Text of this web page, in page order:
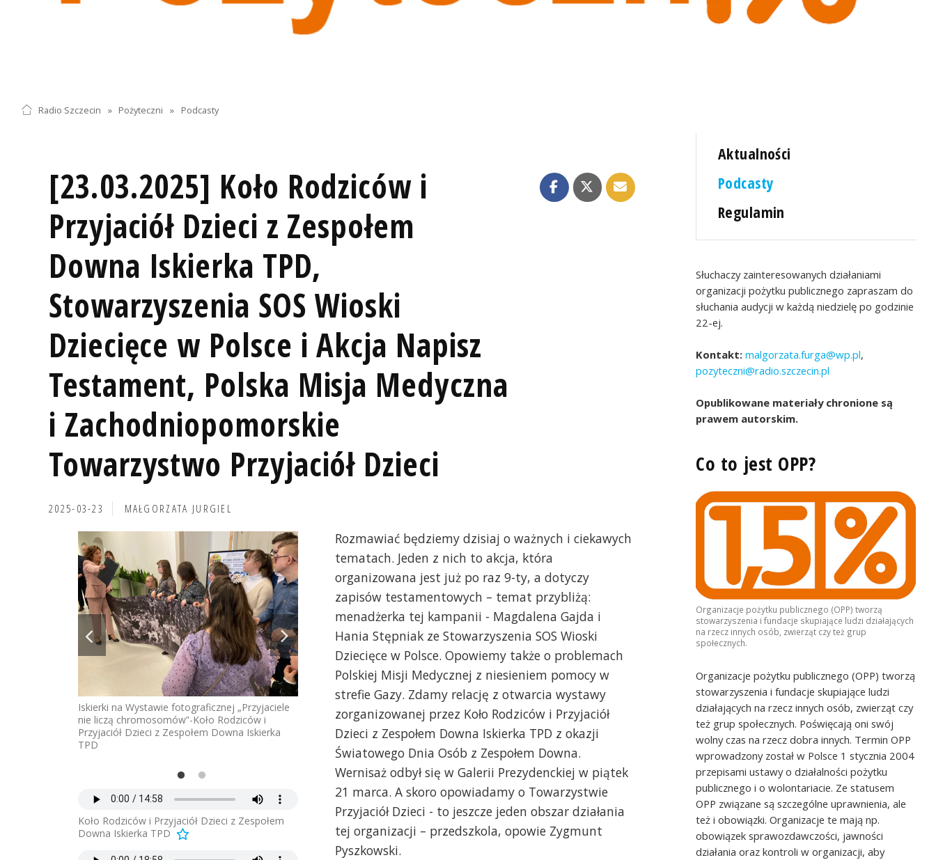
Radio Szczecin » Pożyteczni » Podcasty
[23.03.2025] Koło Rodziców i
Przyjaciół Dzieci z Zespołem
Downa Iskierka TPD,
Stowarzyszenia SOS Wioski
Dziecięce w Polsce i Akcja Napisz
Testament, Polska Misja Medyczna
i Zachodniopomorskie
Towarzystwo Przyjaciół Dzieci
2025-03-23 MAŁGORZATA JURGIEL
Iskierki na Wystawie fotograficznej „Przyjaciele
nie liczą chromosomów”-Koło Rodziców i
Przyjaciół Dzieci z Zespołem Downa Iskierka
TPD
Wystawa Fotograficzna - „Przyjaciele nie liczą
chromosomów” - Koła Rodziców i Przyjaciół
Dzieci z Zespołem Downa Iskierka TPD -
Marzanna Kuszyńska szefowa Koła, autorka
zdjęć Monika Libera, kuratorka wystawy Zosia
Marysia Wojtkowiak i Iskierki w UM Szczecin
Iskierki na Wystawie fotograficznej „Przyjaciele
nie liczą chromosomów”-Koło Rodziców i
Przyjaciół Dzieci z Zespołem Downa Iskierka
Wystawa Fotograficzna - „Przyjaciele nie
chromosomów” - Koła Rodziców i
Dzieci z Zespołem Downa Iskierka TPD -
Marzanna Kuszyńska szefowa Koła,
zdjęć Monika Libera, kuratorka wystawy
Marysia Wojtkowiak i Iskierki w UM
Koło Rodziców i Przyjaciół Dzieci z Zespołem
Downa Iskierka TPD
Rozmawiać będziemy dzisiaj o ważnych i ciekawych
tematach. Jeden z nich to akcja, która
organizowana jest już po raz 9-ty, a dotyczy
zapisów testamentowych – temat przybliżą:
menadżerka tej kampanii - Magdalena Gajda i
Hania Stępniak ze Stowarzyszenia SOS Wioski
Dziecięce w Polsce. Opowiemy także o problemach
Polskiej Misji Medycznej z niesieniem pomocy w
strefie Gazy. Zdamy relację z otwarcia wystawy
zorganizowanej przez Koło Rodziców i Przyjaciół
Dzieci z Zespołem Downa Iskierka TPD z okazji
Światowego Dnia Osób z Zespołem Downa.
Wernisaż odbył się w Galerii Prezydenckiej w piątek
21 marca. A skoro opowiadamy o Towarzystwie
Przyjaciół Dzieci - to jeszcze jeden obszar działania
tej organizacji – przedszkola, opowie Zygmunt
Pyszkowski.
Aktualności
Podcasty
Regulamin
Słuchaczy zainteresowanych działaniami
organizacji pożytku publicznego zapraszam do
słuchania audycji w każdą niedzielę po godzinie
22-ej.
Kontakt: malgorzata.furga@wp.pl,
pozyteczni@radio.szczecin.pl
Opublikowane materiały chronione są
prawem autorskim.
Co to jest OPP?
Organizacje pożytku publicznego (OPP) tworzą
stowarzyszenia i fundacje skupiające ludzi działających
na rzecz innych osób, zwierząt czy też grup
społecznych.
Organizacje pożytku publicznego (OPP) tworzą
stowarzyszenia i fundacje skupiające ludzi
działających na rzecz innych osób, zwierząt czy
też grup społecznych. Poświęcają oni swój
wolny czas na rzecz dobra innych. Termin OPP
wprowadzony został w Polsce 1 stycznia 2004
przepisami ustawy o działalności pożytku
publicznego i o wolontariacie. Ze statusem
OPP związane są szczególne uprawnienia, ale
też i obowiązki. Organizacje te mają np.
obowiązek sprawozdawczości, jawności
działania oraz kontroli w organizacji, aby